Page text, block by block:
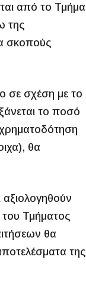
από το Τμήμα
της
σκοπούς
σε σχέση με το
το ποσό
θα
αξιολογηθούν
Τμήματος
θα
της